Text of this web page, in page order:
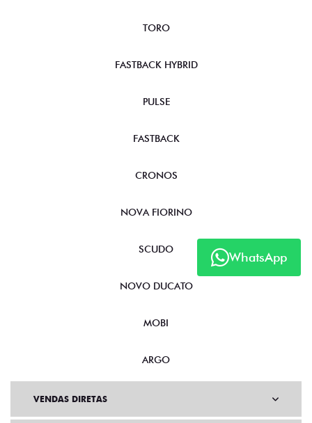
WhatsApp
TORO
FASTBACK HYBRID
PULSE
FASTBACK
CRONOS
NOVA FIORINO
SCUDO
NOVO DUCATO
MOBI
ARGO
VENDAS DIRETAS